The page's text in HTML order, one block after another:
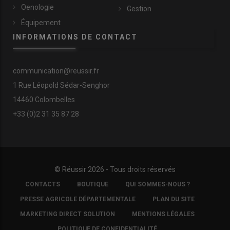
conduite la nuit
© Chambre d'agriculture du Gard
tracteur d’une barre de guidage Matrix 430 achetée
3000 euros et prise en charge à 50 % par la MSA. «Pour
les traitements de nuit, cet écran marque les rangs qui
Oenologie
Équipement
Gestion
INFORMATIONS DE CONTACT
communication@reussir.fr
1 Rue Léopold Sédar-Senghor
14460 Colombelles
+33 (0)2 31 35 87 28
© Réussir 2026 - Tous droits réservés
FOOTER
COPYRIGHT
CONTACTS BOUTIQUE QUI SOMMES-NOUS ?
PRESSE AGRICOLE DÉPARTEMENTALE PLAN DU SITE
MARKETING DIRECT SOLUTION MENTIONS LÉGALES